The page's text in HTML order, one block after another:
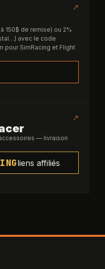
↗
150$ de remise) ou 2%
avec le code
pour SimRacing et Flight
↗
— livraison
liens affiliés